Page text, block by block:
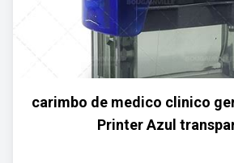
carimbo de medico clinico
Printer Azul